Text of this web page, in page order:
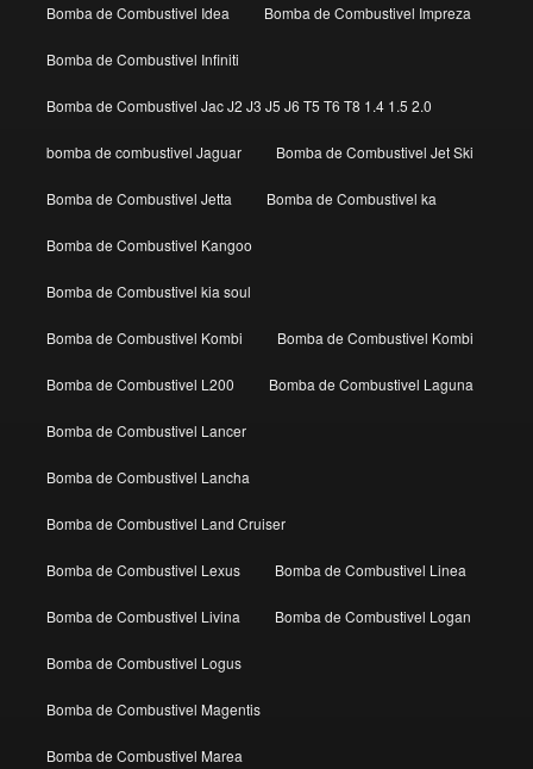
Bomba de Combustivel Idea Bomba de Combustivel Impreza
Bomba de Combustivel Infiniti
Bomba de Combustivel Jac J2 J3 J5 J6 T5 T6 T8 1.4 1.5 2.0
bomba de combustivel Jaguar Bomba de Combustivel Jet Ski
Bomba de Combustivel Jetta Bomba de Combustivel ka
Bomba de Combustivel Kangoo
Bomba de Combustivel kia soul
Bomba de Combustivel Kombi Bomba de Combustivel Kombi
Bomba de Combustivel L200 Bomba de Combustivel Laguna
Bomba de Combustivel Lancer
Bomba de Combustivel Lancha
Bomba de Combustivel Land Cruiser
Bomba de Combustivel Lexus Bomba de Combustivel Linea
Bomba de Combustivel Livina Bomba de Combustivel Logan
Bomba de Combustivel Logus
Bomba de Combustivel Magentis
Bomba de Combustivel Marea